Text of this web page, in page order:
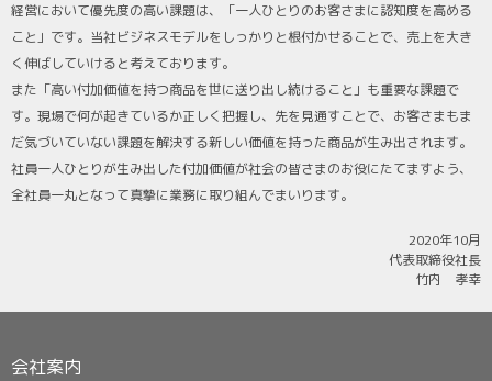
経営において優先度の高い課題は、「一人ひとりのお客さまに認知度を高める
こと」です。当社ビジネスモデルをしっかりと根付かせることで、売上を大き
く伸ばしていけると考えております。
また「高い付加価値を持つ商品を世に送り出し続けること」も重要な課題で
す。現場で何が起きているか正しく把握し、先を見通すことで、お客さまもま
だ気づいていない課題を解決する新しい価値を持った商品が生み出されます。
社員一人ひとりが生み出した付加価値が社会の皆さまのお役にたてますよう、
全社員一丸となって真摯に業務に取り組んでまいります。
2020年10月
代表取締役社長
竹内 孝幸
会社案内